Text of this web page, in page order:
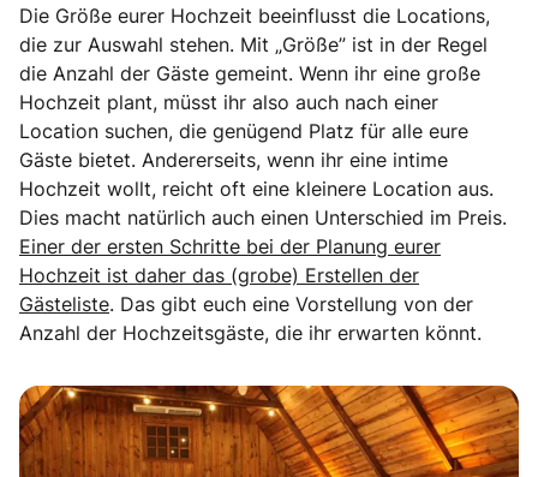
Die Größe eurer Hochzeit beeinflusst die Locations,
die zur Auswahl stehen. Mit „Größe” ist in der Regel
die Anzahl der Gäste gemeint. Wenn ihr eine große
Hochzeit plant, müsst ihr also auch nach einer
Location suchen, die genügend Platz für alle eure
Gäste bietet. Andererseits, wenn ihr eine intime
Hochzeit wollt, reicht oft eine kleinere Location aus.
Dies macht natürlich auch einen Unterschied im Preis.
Einer der ersten Schritte bei der Planung eurer
Hochzeit ist daher das (grobe) Erstellen der
Gästeliste. Das gibt euch eine Vorstellung von der
Anzahl der Hochzeitsgäste, die ihr erwarten könnt.